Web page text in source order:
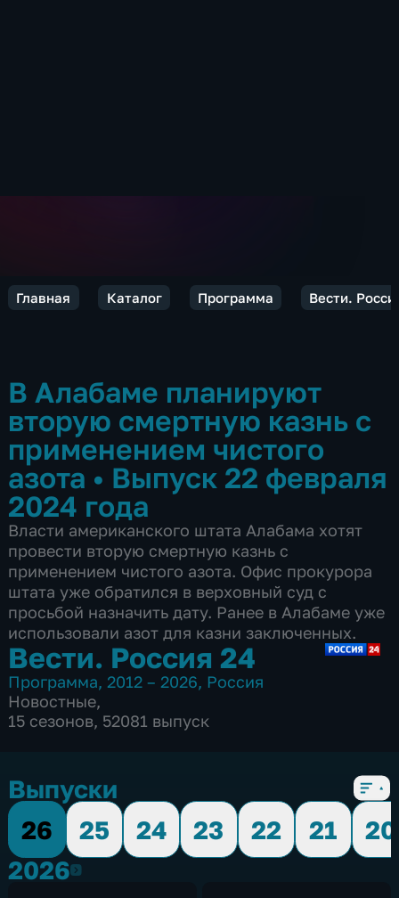
Главная Каталог Программа Вести.
В Алабаме планируют
вторую смертную казнь с
применением чистого
азота • Выпуск 22 февраля
2024 года
Власти американского штата Алабама хотят
провести вторую смертную казнь с
применением чистого азота. Офис прокурора
штата уже обратился в верховный суд с
просьбой назначить дату. Ранее в Алабаме уже
использовали азот для казни заключенных.
Вести. Россия 24
Программа, 2012 – 2026, Россия
Новостные,
15 сезонов, 52081 выпуск
Выпуски
26
25 24 23 22 21
20
20262026